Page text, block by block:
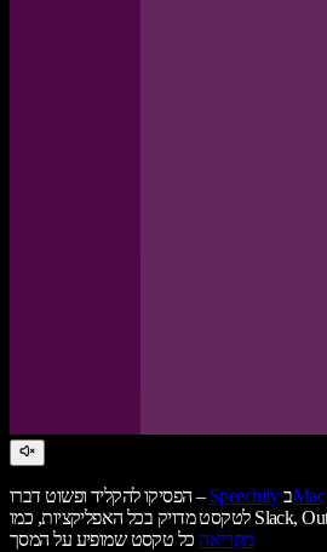
הפסיקו להקליד ופשוט דברו – Speechify בMacהופכת את הדיבור שלכם
מקריאהכל טקסט שמופיע על המסך